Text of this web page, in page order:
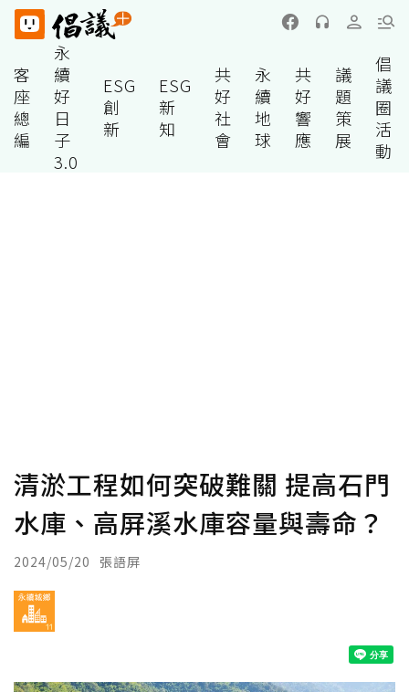
客
座
總
編
永
續
好
日
子
3.0
ESG
創
新
ESG
新
知
共
好
社
會
永
續
地
球
共
好
響
應
議
題
策
展
倡
議
圈
活
動
清淤工程如何突破難關 提高石門
水庫、高屏溪水庫容量與壽命？
2024/05/20 張語屏